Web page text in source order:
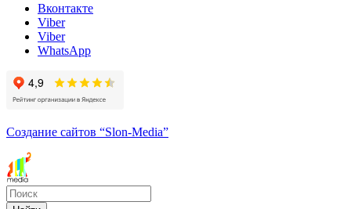
Вконтакте
Viber
Viber
WhatsApp
Создание сайтов “Slon-Media”